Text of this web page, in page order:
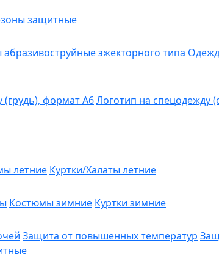
защитные
эжекторного типа
(грудь), формат А6Логотип на спецодежду
летние Куртки/Халаты летние
Костюмы зимние Куртки зимние
Защита от повышенных температур